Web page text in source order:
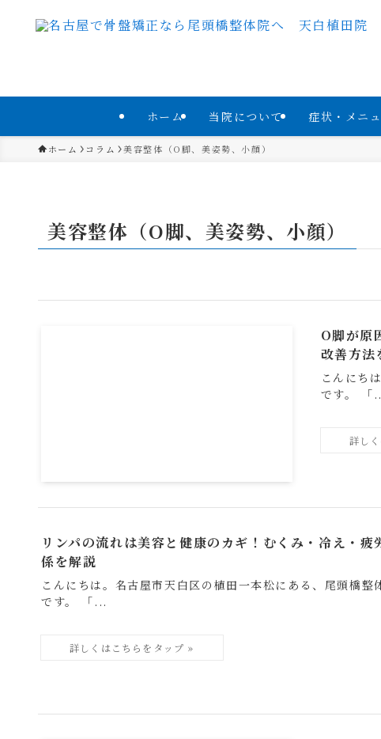
ホーム 当院について 症状・メニ
ホーム コラム 美容整体（O脚、美姿勢、小顔）
美容整体（O脚、美姿勢、小顔）
O脚が原
改善方法
こんにち
です。 「
リンパの流れは美容と健康のカギ！むくみ・冷え・疲
係を解説
こんにちは。名古屋市天白区の植田一本松にある、尾頭橋整
です。 「...